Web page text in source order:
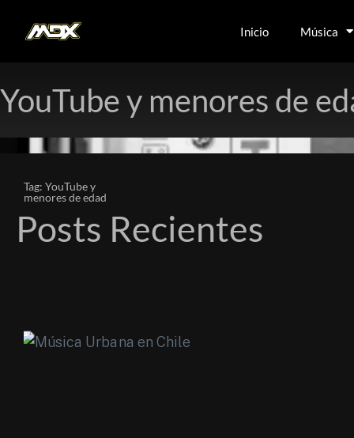
Inicio Música
YouTube y menores de
Tag: YouTube y
menores de edad
Posts Recientes